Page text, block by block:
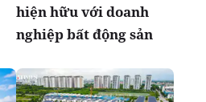
hiện hữu với doanh
nghiệp bất động sản